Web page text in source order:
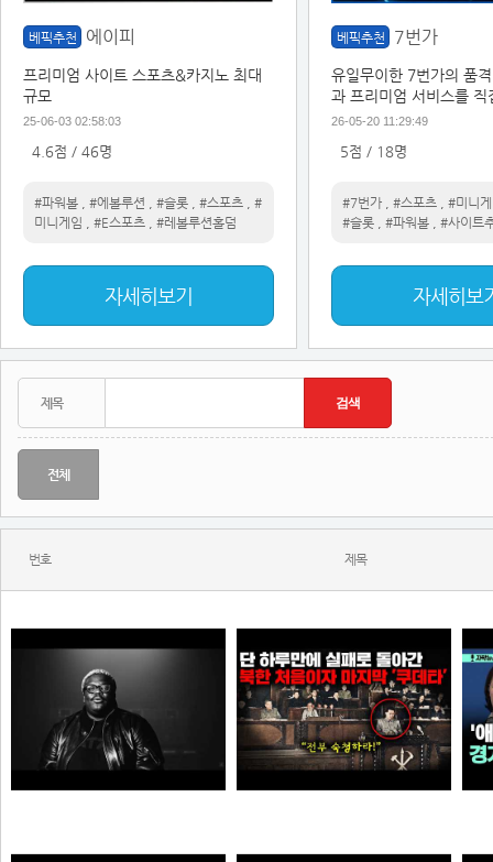
베픽추천 에이피
프리미엄 사이트 스포츠&카지노 최대
규모
25-06-03 02:58:03
4.6점 / 46명
#파워볼 #에볼루션 #슬롯 #스포츠
#
미니게임
#E스포츠 #레볼루션홀덤
자세히보기
베픽추천 7번가
유일무이한 7번가의 품
과 프리미엄 서비스를 직
26-05-20 11:29:49
5점 / 18명
#7번가 #스포츠
#미니
#슬롯
#파워볼 #사이트
자세히보
전체
번호 제목